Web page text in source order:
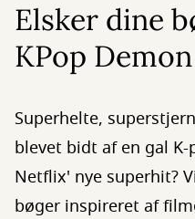
Elsker dine
KPop
Superhelte,
blevet bidt af en gal
Netflix' nye superhit?
bøger inspireret af